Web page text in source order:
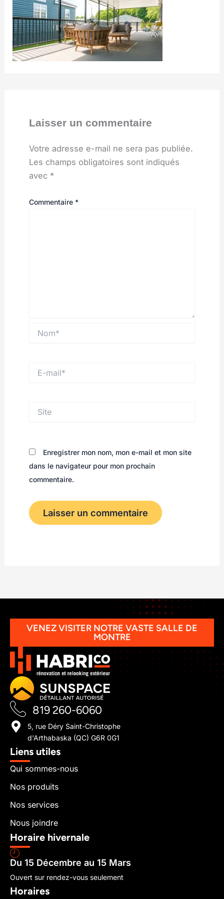
Laisser un commentaire
Votre adresse e-mail ne sera pas publiée.
Les champs obligatoires sont indiqués
avec *
Commentaire *
mail*
Enregistrer mon nom, mon e-mail et mon site
dans le navigateur pour mon prochain
commentaire.
VENEZ VISITER NOTRE VASTE SALLE DE
MONTRE
819 260-6060
5, rue Déry Saint-Christophe
d'Arthabaska (QC) G6R 0G1
Liens utiles
Qui sommes-nous
Nos produits
Nos services
Nous joindre
Horaire hivernale
Du 15 Décembre au 15 Mars
Ouvert sur rendez-vous seulement
Horaires